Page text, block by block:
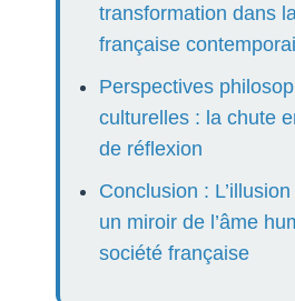
transformation dans
française
Perspectives
culturelles : la chute
de réflexion
Conclusion :
un miroir de l’âme
société française